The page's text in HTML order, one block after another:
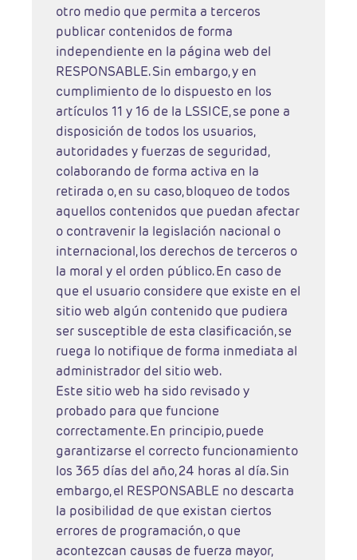
otro medio que permita a terceros
publicar contenidos de forma
independiente en la página web del
RESPONSABLE. Sin embargo, y en
cumplimiento de lo dispuesto en los
artículos 11 y 16 de la LSSICE, se pone a
disposición de todos los usuarios,
autoridades y fuerzas de seguridad,
colaborando de forma activa en la
retirada o, en su caso, bloqueo de todos
aquellos contenidos que puedan afectar
o contravenir la legislación nacional o
internacional, los derechos de terceros o
la moral y el orden público. En caso de
que el usuario considere que existe en el
sitio web algún contenido que pudiera
ser susceptible de esta clasificación, se
ruega lo notifique de forma inmediata al
administrador del sitio web.
Este sitio web ha sido revisado y
probado para que funcione
correctamente. En principio, puede
garantizarse el correcto funcionamiento
los 365 días del año, 24 horas al día. Sin
embargo, el RESPONSABLE no descarta
la posibilidad de que existan ciertos
errores de programación, o que
acontezcan causas de fuerza mayor,